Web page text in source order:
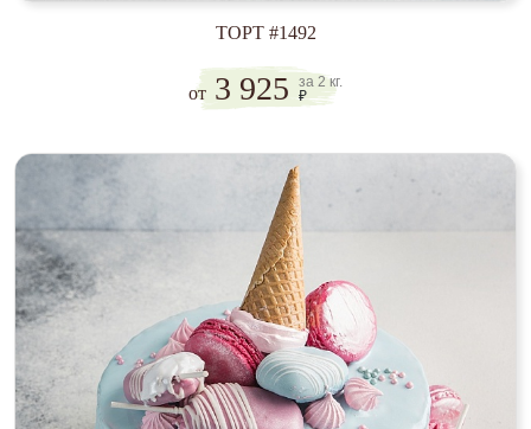
ТОРТ #1492
от 3 925
за 2 кг.
₽